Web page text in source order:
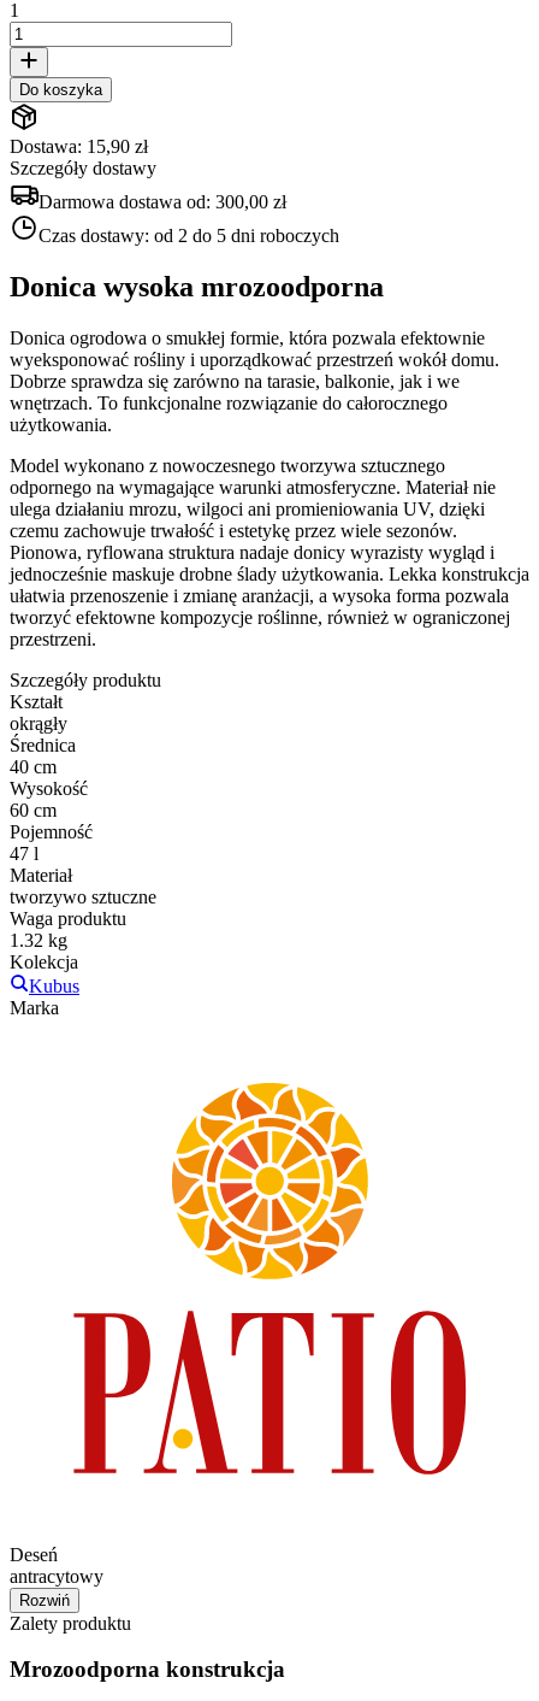
1
Do koszyka
Dostawa: 15,90 zł
Szczegóły dostawy
Darmowa dostawa od: 300,00 zł
Czas dostawy: od 2 do 5 dni roboczych
Donica wysoka mrozoodporna
Donica ogrodowa o smukłej formie, która pozwala efektownie
wyeksponować rośliny i uporządkować przestrzeń wokół domu.
Dobrze sprawdza się zarówno na tarasie, balkonie, jak i we
wnętrzach. To funkcjonalne rozwiązanie do całorocznego
użytkowania.
Model wykonano z nowoczesnego tworzywa sztucznego
odpornego na wymagające warunki atmosferyczne. Materiał nie
ulega działaniu mrozu, wilgoci ani promieniowania UV, dzięki
czemu zachowuje trwałość i estetykę przez wiele sezonów.
Pionowa, ryflowana struktura nadaje donicy wyrazisty wygląd i
jednocześnie maskuje drobne ślady użytkowania. Lekka konstrukcja
ułatwia przenoszenie i zmianę aranżacji, a wysoka forma pozwala
tworzyć efektowne kompozycje roślinne, również w ograniczonej
przestrzeni.
Szczegóły produktu
Kształt
okrągły
Średnica
40 cm
Wysokość
60 cm
Pojemność
47 l
Materiał
tworzywo sztuczne
Waga produktu
1.32 kg
Kolekcja
Kubus
Marka
Deseń
antracytowy
Rozwiń
Zalety produktu
Mrozoodporna konstrukcja